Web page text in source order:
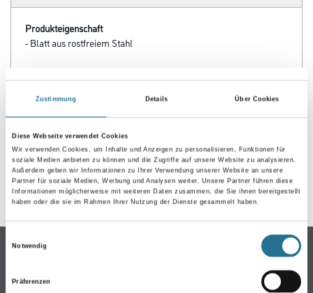
Zustimmung Details Über Cookies
Diese Webseite verwendet Cookies
Wir verwenden Cookies, um Inhalte und Anzeigen zu personalisieren, Funktionen für
soziale Medien anbieten zu können und die Zugriffe auf unsere Website zu analysieren.
Außerdem geben wir Informationen zu Ihrer Verwendung unserer Website an unsere
Partner für soziale Medien, Werbung und Analysen weiter. Unsere Partner führen diese
Informationen möglicherweise mit weiteren Daten zusammen, die Sie ihnen bereitgestellt
haben oder die sie im Rahmen Ihrer Nutzung der Dienste gesammelt haben.
Notwendig
Präferenzen
Produkteigenschaft
- Blatt aus rostfreiem Stahl
ZUSATZINFOS
GEFAHRENHINWEISE
SPEZIFIKATIONEN
Online-Shop
Farbe